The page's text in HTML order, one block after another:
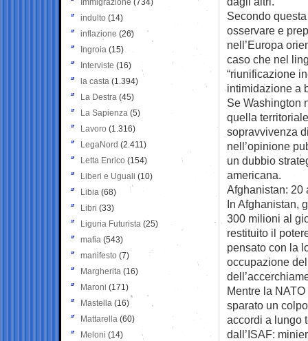
Secondo
osservare e
nell’Europa
caso che nel
“riunificazione
intimidazione a
Se Washington
quella
sopravvivenza
nell’opinione
un dubbio
americana.
Afghanistan: 20
In Afghanistan,
300 milioni al
restituito il
pensato con la
occupazione
Mentre la
sparato un
accordi a lungo
dall’ISAF:
Immigrazione (734)
indulto (14)
inflazione (26)
Ingroia (15)
Interviste (16)
la casta (1.394)
La Destra (45)
La Sapienza (5)
Lavoro (1.316)
LegaNord (2.411)
Letta Enrico (154)
Liberi e Uguali (10)
Libia (68)
Libri (33)
Liguria Futurista (25)
mafia (543)
manifesto (7)
Margherita (16)
Maroni (171)
Mastella (16)
Mattarella (60)
Meloni (14)